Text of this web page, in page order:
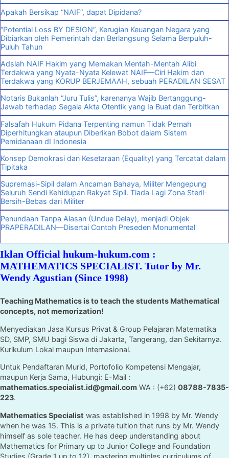
Apakah Bersikap “NAIF”, dapat Dipidana?
“Potential Loss BY DESIGN”, Kerugian Keuangan Negara yang
Dibiarkan oleh Pemerintah dan Berlangsung Selama Berpuluh-
Puluh Tahun
Adslah NAIF Hakim yang Memakan Mentah-Mentah Alibi
Terdakwa yang Nyata-Nyata Kelewat NAIF—Ciri Hakim dan
Terdakwa yang KORUP BERJEMAAH, sebuah PERADILAN SESAT
Notaris Bukanlah “Juru Tulis”, karenanya Wajib Bertanggung-
Jawab terhadap Segala Akta Otentik yang Ia Buat dan Terbitkan
Falsafah Hukum Pidana Terpenting namun Tidak Pernah
Diperhitungkan ataupun Diberikan Bobot dalam Sistem
Pemidanaan dI Indonesia
Konsep Demokrasi dan Kesetaraan (Equality) yang Tercatat dalam
Tipitaka
Supremasi-Sipil dalam Ancaman Bahaya, Militer Mengepung
Seluruh Sendi Kehidupan Rakyat Sipil. Tiada Lagi Zona Steril-
Bersih-Bebas dari Militer
Penundaan Tanpa Alasan (Undue Delay), menjadi Objek
PRAPERADILAN—Disertai Contoh Preseden Monumental
Iklan Official hukum-hukum.com :
MATHEMATICS SPECIALIST. Tutor by Mr.
Wendy Agustian (Since 1998)
Teaching Mathematics is to teach the students Mathematical
concepts, not memorization!
Menyediakan Jasa Kursus Privat & Group Pelajaran Matematika
SD, SMP, SMU bagi Siswa di Jakarta, Tangerang, dan Sekitarnya.
Kurikulum Lokal maupun Internasional.
Untuk Pendaftaran Murid, Portofolio Kompetensi Mengajar,
maupun Kerja Sama, Hubungi: E-Mail :
mathematics.specialist.id@gmail.com WA : (+62) 08788-7835-
223.
Mathematics Specialist was established in 1998 by Mr. Wendy
when he was 15. This is a private tuition that runs by Mr. Wendy
himself as sole teacher. He has deep understanding about
Mathematics for Primary up to Junior College and Foundation
Studies (Grade 1 up to 12), mastering multiples curriculums of